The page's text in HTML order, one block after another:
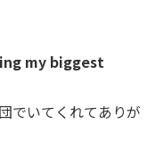
my biggest
でいてくれてありが